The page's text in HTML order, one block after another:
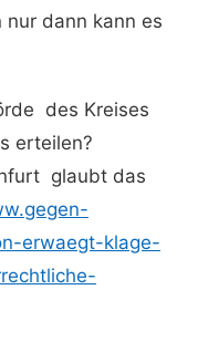
nur dann kann es
des Kreises
erteilen?
glaubt das
erwaegt-klage-